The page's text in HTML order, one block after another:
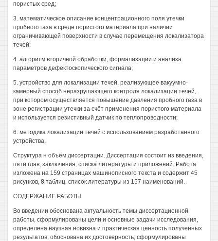
пористых сред;
3. математическое описание концентрационного поля утечки
пробного газа в среде пористого материала при наличии
ограничивающей поверхности в случае перемещения локализатора
течей;
4. алгоритм вторичной обработки, формализации и анализа
параметров дефектоскопического сигнала;
5. устройство для локализации течей, реализующее вакуумно-
камерный способ неразрушающего контроля локализации течей,
при котором осуществляется повышение давления пробного газа в
зоне регистрации утечки за счёт применения пористого материала
и используется резистивный датчик по теплопроводности;
6. методика локализации течей с использованием разработанного
устройства.
Структура н объём диссертации. Диссертация состоит из введения,
пяти глав, заключения, списка литературы и приложений. Работа
изложена на 159 страницах машинописного текста и содержит 45
рисунков, 8 таблиц, список литературы из 157 наименований.
СОДЕРЖАНИЕ РАБОТЫ
Во введении обоснована актуальность темы диссертационной
работы, сформулированы цели и основные задачи исследования,
определена научная новизна и практическая ценность полученных
результатов; обоснована их достоверность; сформулированы